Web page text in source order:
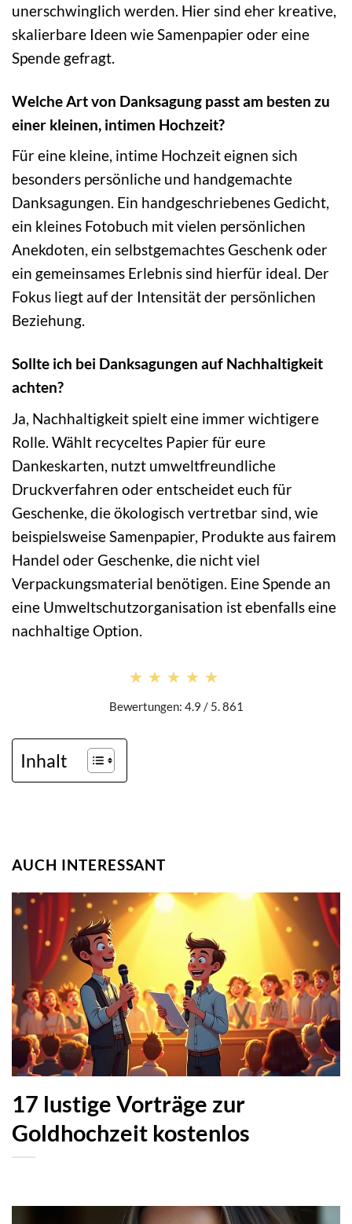
unerschwinglich werden. Hier sind eher kreative,
skalierbare Ideen wie Samenpapier oder eine
Spende gefragt.
Welche Art von Danksagung passt am besten zu
einer kleinen, intimen Hochzeit?
Für eine kleine, intime Hochzeit eignen sich
besonders persönliche und handgemachte
Danksagungen. Ein handgeschriebenes Gedicht,
ein kleines Fotobuch mit vielen persönlichen
Anekdoten, ein selbstgemachtes Geschenk oder
ein gemeinsames Erlebnis sind hierfür ideal. Der
Fokus liegt auf der Intensität der persönlichen
Beziehung.
Sollte ich bei Danksagungen auf Nachhaltigkeit
achten?
Ja, Nachhaltigkeit spielt eine immer wichtigere
Rolle. Wählt recyceltes Papier für eure
Dankeskarten, nutzt umweltfreundliche
Druckverfahren oder entscheidet euch für
Geschenke, die ökologisch vertretbar sind, wie
beispielsweise Samenpapier, Produkte aus fairem
Handel oder Geschenke, die nicht viel
Verpackungsmaterial benötigen. Eine Spende an
eine Umweltschutzorganisation ist ebenfalls eine
nachhaltige Option.
★★★★★
★★★★★
Bewertungen: 4.9 / 5. 861
Inhalt
AUCH INTERESSANT
17 lustige Vorträge zur
Goldhochzeit kostenlos